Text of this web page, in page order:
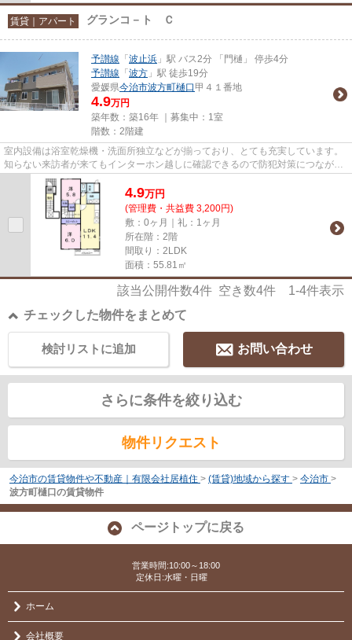
賃貸｜アパート グランコ－ト Ｃ
予讃線 「 波止浜 」駅 バス2分 「門樋」 停歩4分
予讃線 「 波方 」駅 徒歩19分
愛媛県今治市波方町樋口甲４１番地
4.9万円
築年数：築16年 ｜募集中： 1室
階数：2階建
室内設備は浴室乾燥機・洗面所独立などが揃っており、とても充実しています。
知らない来訪者が来てもインターホン越しに確認できるので防犯対策につながり
ます。賃料4.9万円が魅力の物...
4.9万円
(管理費・共益費 3,200円)
敷：0ヶ月｜礼：1ヶ月
所在階：2階
間取り：2LDK
面積：55.81㎡
該当公開件数4件 空き数4件 1-4件表示
チェックした物件をまとめて
お問い合わせ
検討リストに追加
さらに条件を絞り込む
物件リクエスト
今治市の賃貸物件や不動産｜有限会社居植住 > (賃貸)地域から探す > 今治市 >
波方町樋口の賃貸物件
ページトップに戻る
営業時間:10:00～18:00
定休日:水曜・日曜
ホーム
会社概要